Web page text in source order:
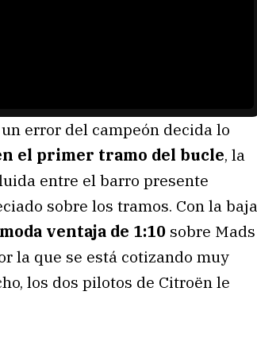
error del campeón decida lo
el primer tramo del bucle, la
entre el barro presente
sobre los tramos. Con la baja
ventaja de 1:10 sobre Mads
la que se está cotizando muy
los dos pilotos de Citroën le